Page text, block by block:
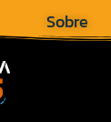
Sobre